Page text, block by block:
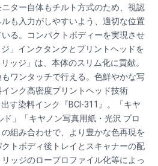
ター自体もチルト方式のため、視認
も入力がしやすいよう、適切な位置
る。コンパクトボディーを実現させ
」インクタンクとプリントヘッドを
ッジ」は、本体のスリム化に貢献。
ワンタッチで行える。色鮮やかな写
ンク高密度プリントヘッド技術
出す染料インク『BCI-311』。「キヤ
ド」「キヤノン写真用紙・光沢 プロ
の組み合わせで、より豊かな色再現を
トボディ後トレイとスキャナーの配
ッジのロープロファイル化等によっ